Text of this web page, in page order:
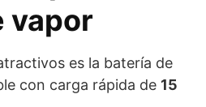
vapor
es la batería de
con carga rápida de 15